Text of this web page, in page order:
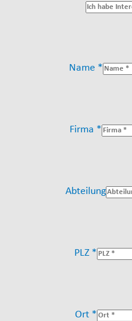
Name *
Firma *
Abteilung
PLZ *
Ort *